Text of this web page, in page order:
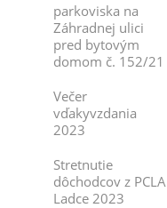
parkoviska na
Záhradnej ulici
pred bytovým
domom č. 152/21
Večer
vďakyvzdania
2023
Stretnutie
dôchodcov z PCLA
Ladce 2023